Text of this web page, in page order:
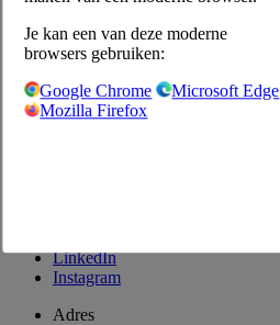
Je kan een van deze moderne
browsers gebruiken:
Google Chrome
Microsoft Edge
Mozilla Firefox
Privacyverklaring
Privacyinstellingen
Contact
LinkedIn
Instagram
Adres